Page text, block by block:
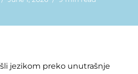
jezikom preko unutrašnje